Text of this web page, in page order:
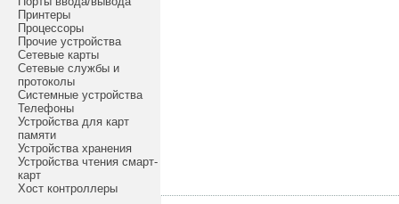
Принтеры
Процессоры
Прочие устройства
Сетевые карты
Сетевые службы и
протоколы
Системные устройства
Телефоны
Устройства для карт
памяти
Устройства хранения
Устройства чтения смарт-
карт
Хост контроллеры